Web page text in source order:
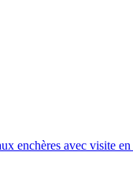
enchères avec visite